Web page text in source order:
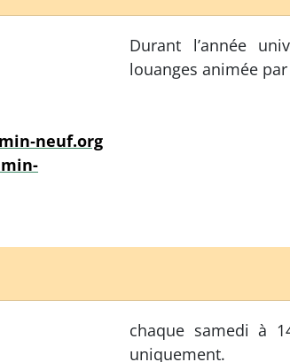
Durant l’année
louanges animée
chaque samedi à
uniquement.